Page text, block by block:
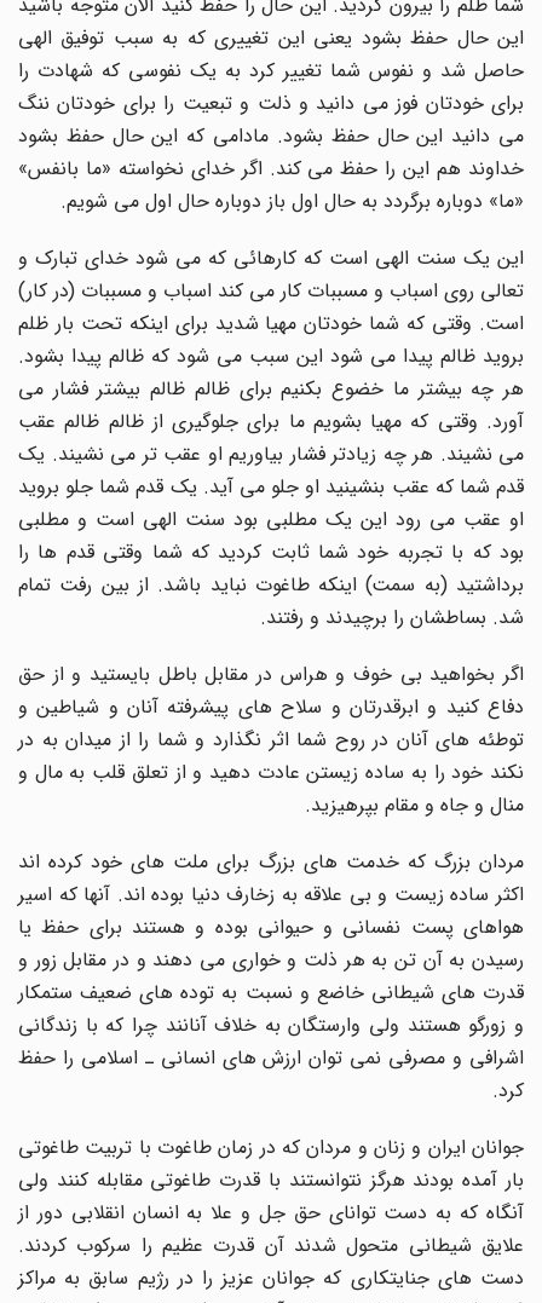
این حال حفظ بشود یعنی این تغییری که به سبب توفیق الهی
حاصل شد و نفوس شما تغییر کرد به یک نفوسی که شهادت را
برای خودتان فوز می دانید و ذلت و تبعیت را برای خودتان ننگ
می دانید این حال حفظ بشود. مادامی که این حال حفظ بشود
خداوند هم این را حفظ می کند. اگر خدای نخواسته «ما بانفس»
«ما» دوباره برگردد به حال اول باز دوباره حال اول می شویم.
این یک سنت الهی است که کارهائی که می شود خدای تبارک و
تعالی روی اسباب و مسببات کار می کند اسباب و مسببات (در کار)
است. وقتی که شما خودتان مهیا شدید برای اینکه تحت بار ظلم
بروید ظالم پیدا می شود این سبب می شود که ظالم پیدا بشود.
هر چه بیشتر ما خضوع بکنیم برای ظالم ظالم بیشتر فشار می
آورد. وقتی که مهیا بشویم ما برای جلوگیری از ظالم ظالم عقب
می نشیند. هر چه زیادتر فشار بیاوریم او عقب تر می نشیند. یک
قدم شما که عقب بنشینید او جلو می آید. یک قدم شما جلو بروید
او عقب می رود این یک مطلبی بود سنت الهی است و مطلبی
بود که با تجربه خود شما ثابت کردید که شما وقتی قدم ها را
برداشتید (به سمت) اینکه طاغوت نباید باشد. از بین رفت تمام
شد. بساطشان را برچیدند و رفتند.
اگر بخواهید بی خوف و هراس در مقابل باطل بایستید و از حق
دفاع کنید و ابرقدرتان و سلاح های پیشرفته آنان و شیاطین و
توطئه های آنان در روح شما اثر نگذارد و شما را از میدان به در
نکند خود را به ساده زیستن عادت دهید و از تعلق قلب به مال و
منال و جاه و مقام بپرهیزید.
مردان بزرگ که خدمت های بزرگ برای ملت های خود کرده اند
اکثر ساده زیست و بی علاقه به زخارف دنیا بوده اند. آنها که اسیر
هواهای پست نفسانی و حیوانی بوده و هستند برای حفظ یا
رسیدن به آن تن به هر ذلت و خواری می دهند و در مقابل زور و
قدرت های شیطانی خاضع و نسبت به توده های ضعیف ستمکار
و زورگو هستند ولی وارستگان به خلاف آنانند چرا که با زندگانی
اشرافی و مصرفی نمی توان ارزش های انسانی ـ اسلامی را حفظ
کرد.
جوانان ایران و زنان و مردان که در زمان طاغوت با تربیت طاغوتی
بار آمده بودند هرگز نتوانستند با قدرت طاغوتی مقابله کنند ولی
آنگاه که به دست توانای حق جل و علا به انسان انقلابی دور از
علایق شیطانی متحول شدند آن قدرت عظیم را سرکوب کردند.
دست های جنایتکاری که جوانان عزیز را در رژیم سابق به مراکز